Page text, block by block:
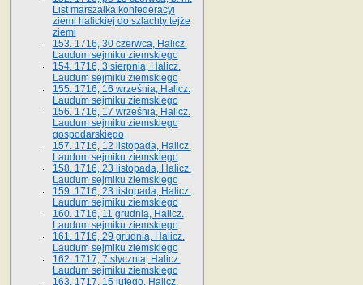
List marszałka konfederacyi
ziemi halickiej do szlachty tejże
ziemi
153. 1716, 30 czerwca, Halicz.
Laudum sejmiku ziemskiego
154. 1716, 3 sierpnia, Halicz.
Laudum sejmiku ziemskiego
155. 1716, 16 września, Halicz.
Laudum sejmiku ziemskiego
156. 1716, 17 września, Halicz.
Laudum sejmiku ziemskiego
gospodarskiego
157. 1716, 12 listopada, Halicz.
Laudum sejmiku ziemskiego
158. 1716, 23 listopada, Halicz.
Laudum sejmiku ziemskiego
159. 1716, 23 listopada, Halicz.
Laudum sejmiku ziemskiego
160. 1716, 11 grudnia, Halicz.
Laudum sejmiku ziemskiego
161. 1716, 29 grudnia, Halicz.
Laudum sejmiku ziemskiego
162. 1717, 7 stycznia, Halicz.
Laudum sejmiku ziemskiego
163. 1717, 15 lutego, Halicz.